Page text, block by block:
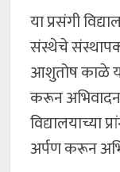
या प्रसंगी
संस्थेचे संस्थापक
आशुतोष काळे
करून
विद्यालयाच्या
अर्पण करून